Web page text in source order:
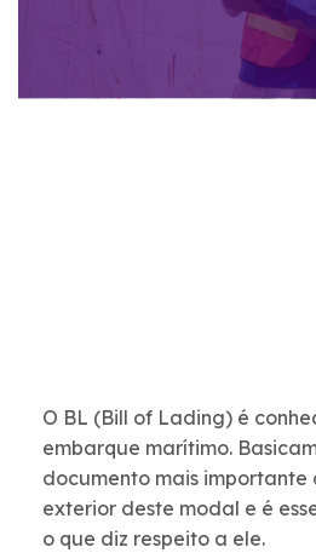
O BL (Bill of Lading) é
embarque marítimo.
documento mais importante
exterior deste modal e é
o que diz respeito a ele.